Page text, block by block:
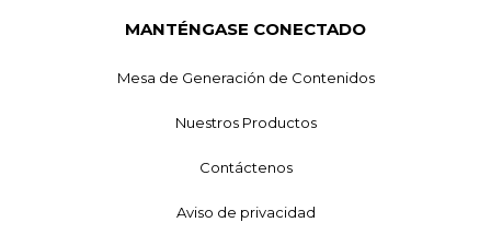
MANTÉNGASE CONECTADO
Mesa de Generación de Contenidos
Nuestros Productos
Contáctenos
Aviso de privacidad